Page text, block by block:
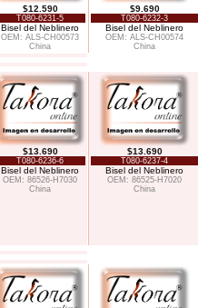
$12.590
T080-6231-5
Bisel del Neblinero
OEM: ALS-CH00573
China
$9.690
T080-6232-3
Bisel del Neblinero
OEM: ALS-CH00574
China
$13.690
T080-6236-6
Bisel del Neblinero
OEM: 86526-H7030
China
$13.690
T080-6237-4
Bisel del Neblinero
OEM: 86525-H7020
China